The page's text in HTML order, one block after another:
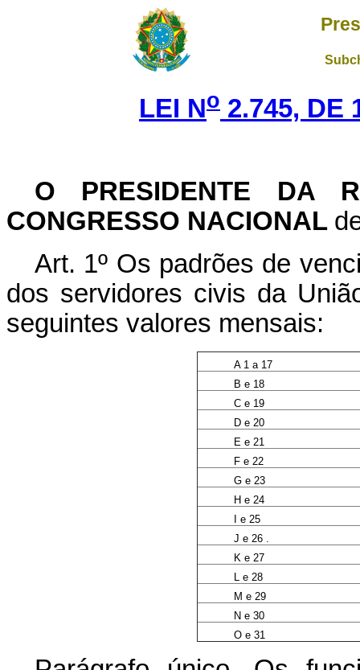
LEI No 2.745, DE
O PRESIDENTE DA
CONGRESSO NACIONAL
Art. 1º Os padrões de
dos servidores civis da
seguintes valores mensais:
A 1 a 17
B e 18
C e 19
D e 20
E e 21
F e 22
G e 23
H e 24
I e 25
J e 26 .
K e 27
L e 28
M e 29
N e 30
O e 31